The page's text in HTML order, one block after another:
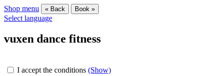
Shop menu « Back Book »
Select language
vuxen dance fitness
I accept the conditions (Show)